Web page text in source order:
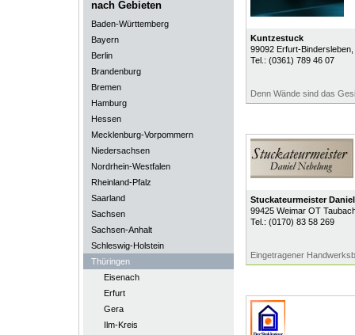
nach Gebieten
Baden-Württemberg
Bayern
Berlin
Brandenburg
Bremen
Hamburg
Hessen
Mecklenburg-Vorpommern
Niedersachsen
Nordrhein-Westfalen
Rheinland-Pfalz
Saarland
Sachsen
Sachsen-Anhalt
Schleswig-Holstein
Thüringen
Eisenach
Erfurt
Gera
Ilm-Kreis
Kuntzestuck
99092 Erfurt-Bindersleben,
Tel.: (0361) 789 46 07
Denn Wände sind das
Stuckateurmeister
99425 Weimar OT
Tel.: (0170) 83 58 269
Eingetragener